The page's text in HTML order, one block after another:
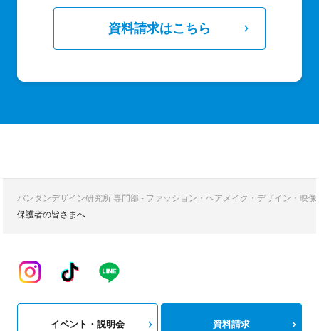
資料請求はこちら
バンタンデザイン研究所 専門部 - ファッション・ヘアメイク・デザイン・映
保護者の皆さまへ
イベント・説明会 資料請求